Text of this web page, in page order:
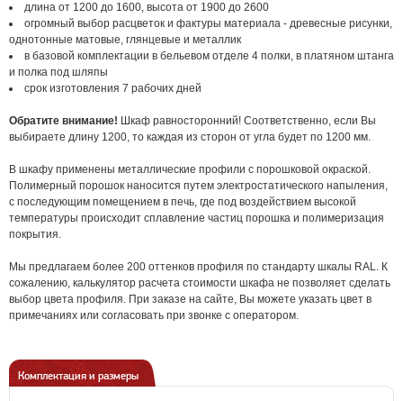
длина от 1200 до 1600, высота от 1900 до 2600
огромный выбор расцветок и фактуры материала - древесные рисунки,
однотонные матовые, глянцевые и металлик
в базовой комплектации в бельевом отделе 4 полки, в платяном штанга
и полка под шляпы
срок изготовления 7 рабочих дней
Обратите внимание! Шкаф равносторонний! Соответственно, если Вы
выбираете длину 1200, то каждая из сторон от угла будет по 1200 мм.
В шкафу применены металлические профили с порошковой окраской.
Полимерный порошок наносится путем электростатического напыления,
с последующим помещением в печь, где под воздействием высокой
температуры происходит сплавление частиц порошка и полимеризация
покрытия.
Мы предлагаем более 200 оттенков профиля по стандарту шкалы RAL. К
сожалению, калькулятор расчета стоимости шкафа не позволяет сделать
выбор цвета профиля. При заказе на сайте, Вы можете указать цвет в
примечаниях или согласовать при звонке с оператором.
Комплектация и размеры